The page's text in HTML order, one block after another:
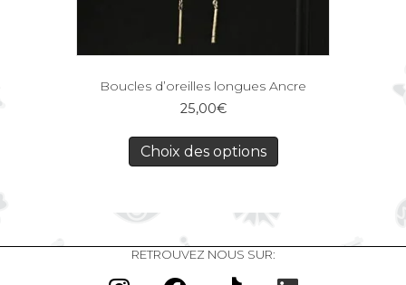
Boucles d’oreilles longues Ancre
25,00€
Choix des options
RETROUVEZ NOUS SUR: